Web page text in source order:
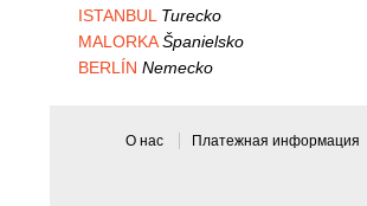
ISTANBUL Turecko
MALORKA Španielsko
BERLÍN Nemecko
О нас Платежная информация